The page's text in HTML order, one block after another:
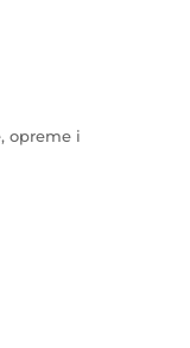
opreme i